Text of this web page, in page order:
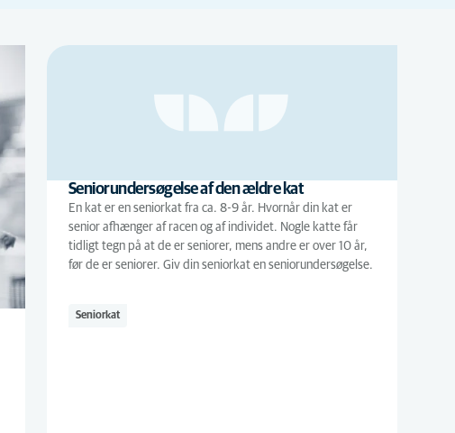
Seniorundersøgelse af den ældre kat
En kat er en seniorkat fra ca. 8-9 år. Hvornår din kat er
senior afhænger af racen og af individet. Nogle katte får
tidligt tegn på at de er seniorer, mens andre er over 10 år,
før de er seniorer. Giv din seniorkat en seniorundersøgelse.
Seniorkat